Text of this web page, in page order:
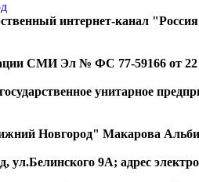
интернет-канал
СМИ Эл № ФС 77-59166 от 22
унитарное
Новгород" Макарова
ул.Белинского 9А; адрес